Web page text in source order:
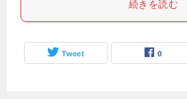
続きを読む
Tweet 0